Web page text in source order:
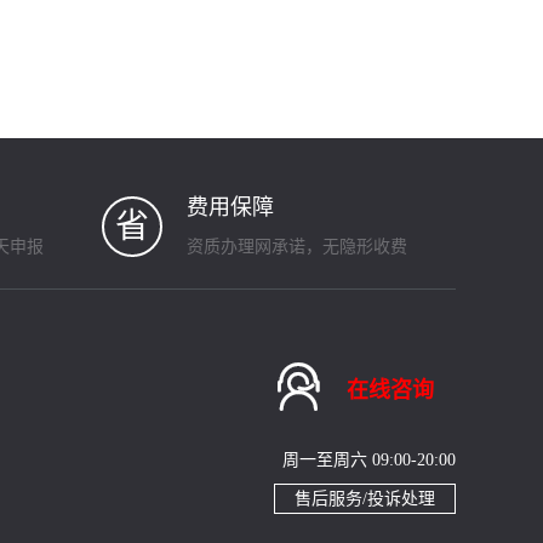
申报
省 费用保障
资质办理网承诺，无隐形收费
 在线咨询
周一至周六 09:00-20:00
售后服务/投诉处理